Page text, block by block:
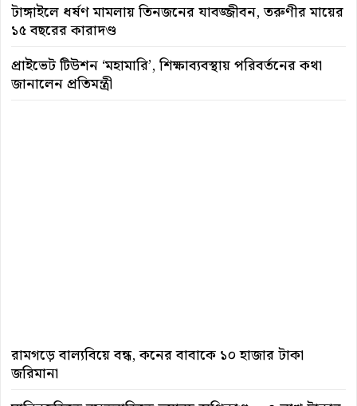
টাঙ্গাইলে ধর্ষণ মামলায় তিনজনের যাবজ্জীবন, তরুণীর মায়ের
১৫ বছরের কারাদণ্ড
প্রাইভেট টিউশন ‘মহামারি’, শিক্ষাব্যবস্থায় পরিবর্তনের কথা
জানালেন প্রতিমন্ত্রী
রামগড়ে বাল্যবিয়ে বন্ধ, কনের বাবাকে ১০ হাজার টাকা
জরিমানা